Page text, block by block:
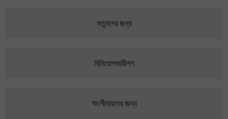
নতুনদের জন্য
বিনিয়োগকারীগণ
অংশীদারদের জন্য